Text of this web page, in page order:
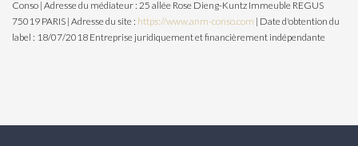
Conso | Adresse du médiateur : 25 allée Rose Dieng-Kuntz Immeuble REGUS
75019 PARIS | Adresse du site : https://www.anm-conso.com | Date d'obtention du
label : 18/07/2018 Entreprise juridiquement et financièrement indépendante